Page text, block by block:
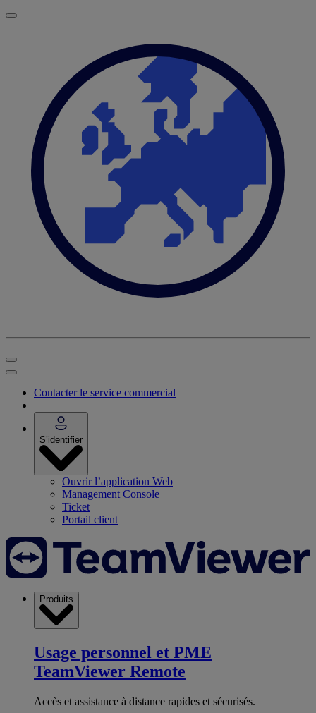
Contacter le service commercial
S’identifier
Ouvrir l’application Web
Management Console
Ticket
Portail client
Produits
Usage personnel et PME
TeamViewer Remote
Accès et assistance à distance rapides et sécurisés.